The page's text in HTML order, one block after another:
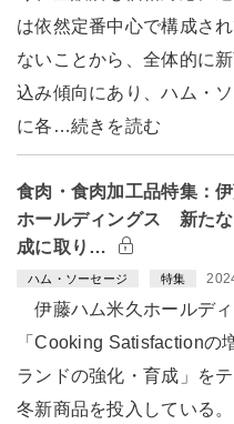
は依然定番中心で構成さ
ないことから、全体的に
込み傾向にあり、ハム・
に各…続きを読む
食肉・食肉加工品特集：
ホールディングス 新たな
成に取り…
ハム・ソーセージ 特集
伊藤ハム米久ホールディ
「Cooking Satisfactionの
ランドの強化・育成」を
冬新商品を投入している